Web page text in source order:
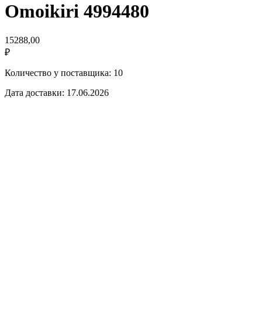
Omoikiri 4994480
15288,00
₽
Количество у поставщика: 10
Дата доставки: 17.06.2026